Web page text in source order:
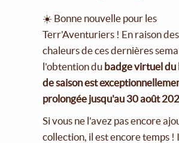
☀️ Bonne nouvelle pour les
Terr'Aventuriers ! En raison
chaleurs de ces dernières
l'obtention du badge virtuel du
de saison est
prolongée jusqu'au 30 août
Si vous ne l'avez pas encore
collection, il est encore temps !